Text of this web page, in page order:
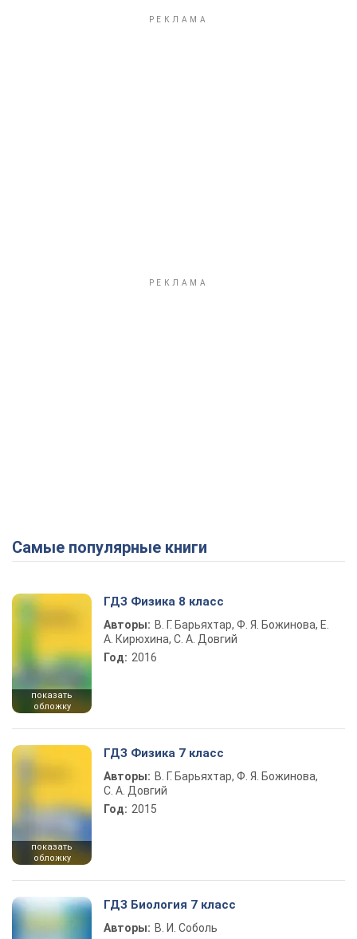
Самые популярные книги
показать
обложку
ГДЗ Физика 8 класс
Авторы: В. Г. Барьяхтар, Ф. Я. Божинова, Е.
А. Кирюхина, С. А. Довгий
Год: 2016
показать
обложку
ГДЗ Физика 7 класс
Авторы: В. Г. Барьяхтар, Ф. Я. Божинова,
С. А. Довгий
Год: 2015
ГДЗ Биология 7 класс
Авторы: В. И. Соболь